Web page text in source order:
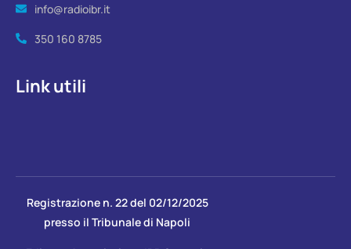
info@radioibr.it
350 160 8785
Link utili
Registrazione n. 22 del 02/12/2025
presso il Tribunale di Napoli